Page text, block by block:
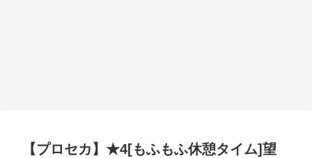
【プロセカ】★4[もふもふ休憩タイム]望